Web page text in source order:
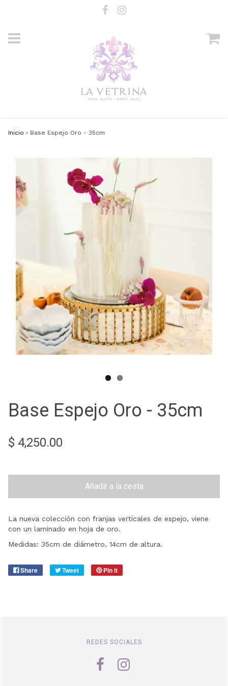
Inicio › Base Espejo Oro - 35cm
Base Espejo Oro - 35cm
$ 4,250.00
Añadir a la cesta
La nueva colección con franjas verticales de espejo, viene
con un laminado en hoja de oro.
Medidas: 35cm de diámetro, 14cm de altura.
Share Tweet Pin it
REDES SOCIALES